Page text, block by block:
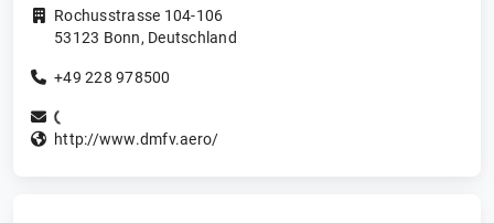
Rochusstrasse 104-106
53123 Bonn, Deutschland
+49 228 978500
http://www.dmfv.aero/